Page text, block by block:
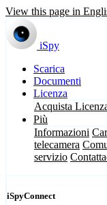
View this page in
iSpy
Scarica
Documenti
Licenza
Acquista
Più
Informazioni
telecamera
servizio
iSpyConnect